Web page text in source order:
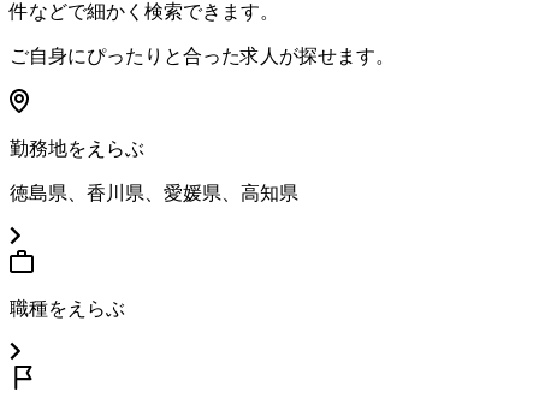
件などで細かく検索できます。
ご自身にぴったりと合った求人が探せます。
勤務地をえらぶ
徳島県、香川県、愛媛県、高知県
職種をえらぶ